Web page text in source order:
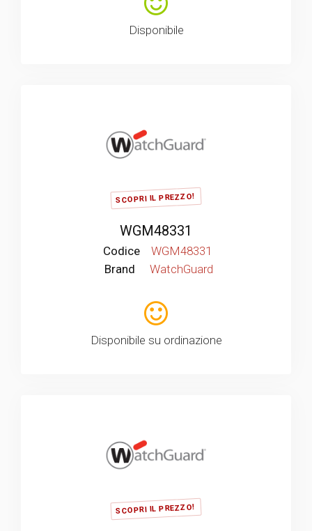
Disponibile
SCOPRI IL PREZZO!
WGM48331
Codice
WGM48331
Brand
WatchGuard
Disponibile su ordinazione
SCOPRI IL PREZZO!